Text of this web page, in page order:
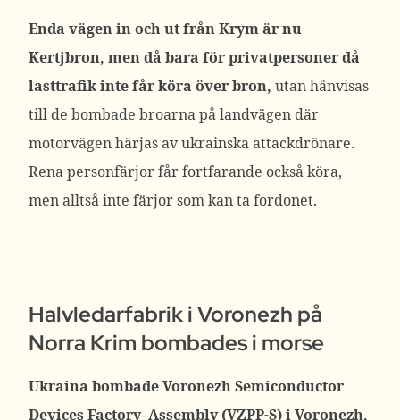
Enda vägen in och ut från Krym är nu
Kertjbron, men då bara för privatpersoner då
lasttrafik inte får köra över bron, utan hänvisas
till de bombade broarna på landvägen där
motorvägen härjas av ukrainska attackdrönare.
Rena personfärjor får fortfarande också köra,
men alltså inte färjor som kan ta fordonet.
Halvledarfabrik i Voronezh på
Norra Krim bombades i morse
Ukraina bombade Voronezh Semiconductor
Devices Factory–Assembly (VZPP-S) i Voronezh,